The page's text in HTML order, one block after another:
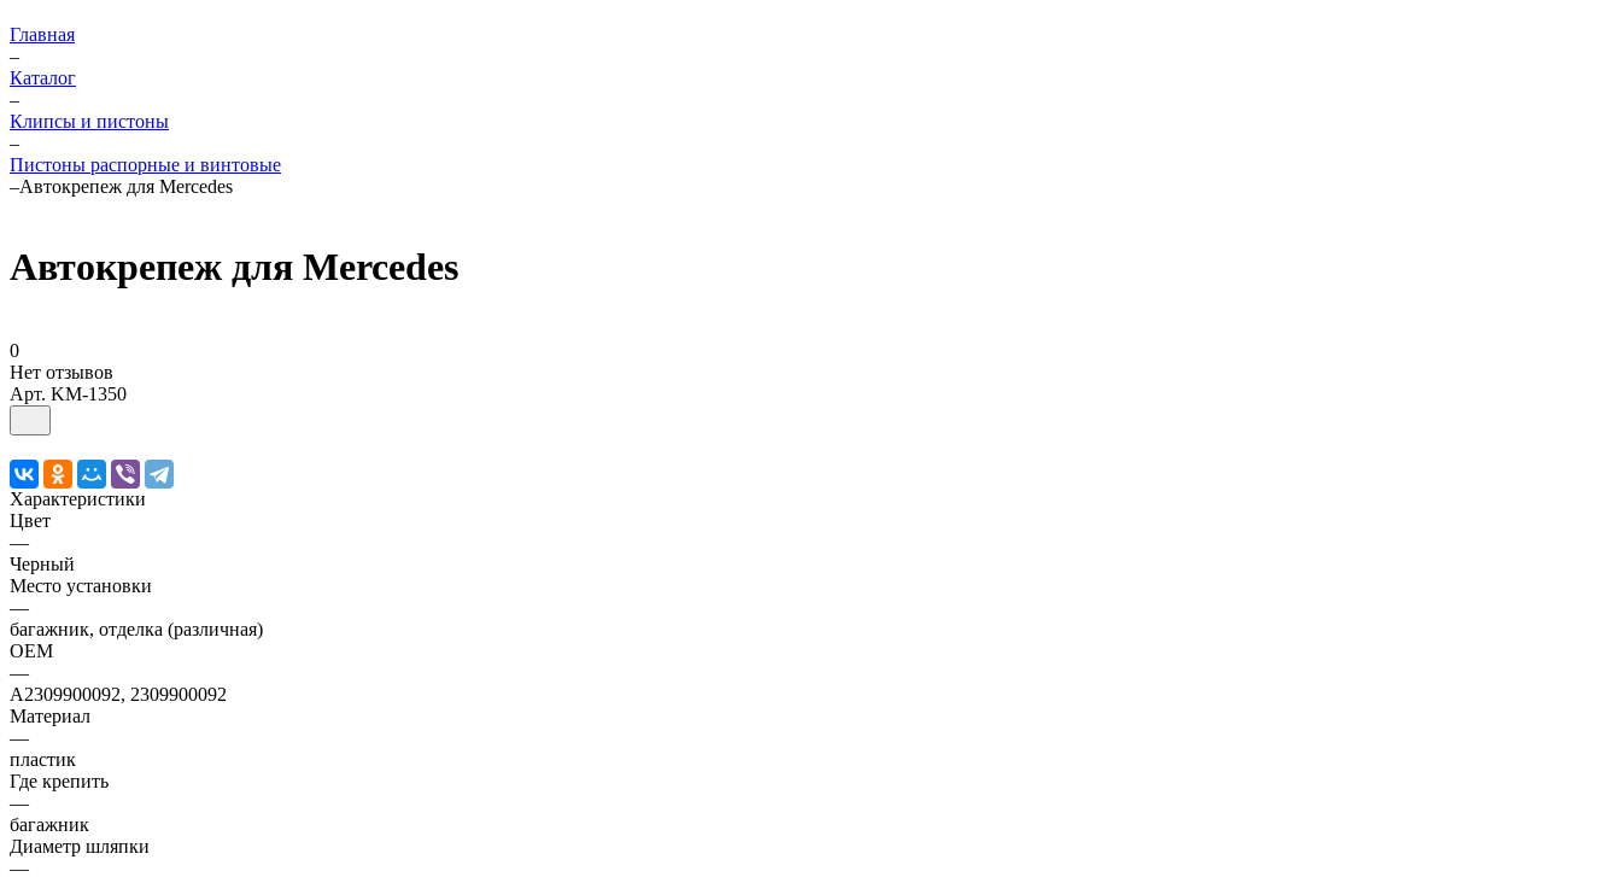
Главная
–
Каталог
–
Клипсы и пистоны
–
Пистоны распорные и винтовые
–Автокрепеж для Mercedes
Автокрепеж для Mercedes
0
Нет отзывов
Арт. KM-1350
Характеристики
Цвет
—
Черный
Место установки
—
багажник, отделка (различная)
OEM
—
A2309900092, 2309900092
Материал
—
пластик
Где крепить
—
багажник
Диаметр шляпки
—